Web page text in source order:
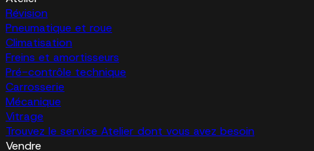
Révision
Pneumatique et roue
Climatisation
Freins et amortisseurs
Pré-contrôle technique
Carrosserie
Mécanique
Vitrage
Trouvez le service Atelier dont vous avez besoin
Vendre